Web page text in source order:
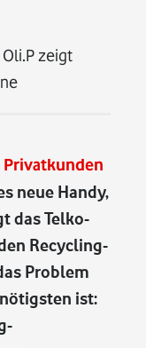
zeigt
Privatkunden
neue Handy,
das Telko-
Recycling-
Problem
ist: